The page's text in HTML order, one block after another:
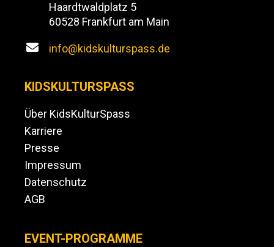
Haardtwaldplatz 5
60528 Frankfurt am Main
info@kidskulturspass.de
KIDSKULTURSPASS
Über KidsKulturSpass
Karriere
Presse
Impressum
Datenschutz
AGB
EVENT-PROGRAMME